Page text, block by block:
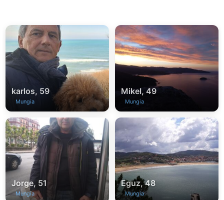
karlos, 59
Mungia
Mikel, 49
Mungia
Jorge, 51
Mungia
Eguz, 48
Mungia